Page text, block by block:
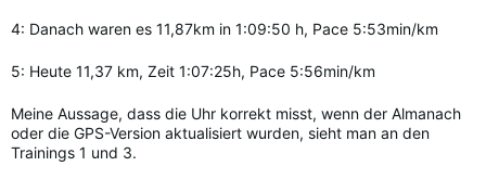
4: Danach waren es 11,87km in 1:09:50 h, Pace 5:53min/km
5: Heute 11,37 km, Zeit 1:07:25h, Pace 5:56min/km
Meine Aussage, dass die Uhr korrekt misst, wenn der Almanach
oder die GPS-Version aktualisiert wurden, sieht man an den
Trainings 1 und 3.